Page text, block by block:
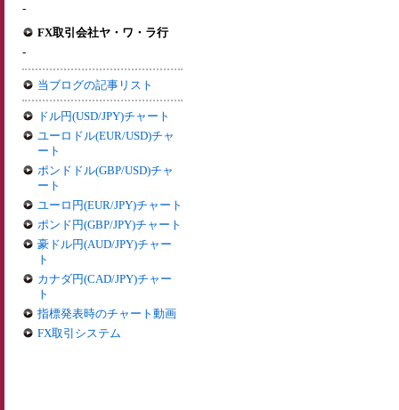
-
FX取引会社ヤ・ワ・ラ行
-
当ブログの記事リスト
ドル円(USD/JPY)チャート
ユーロドル(EUR/USD)チャ
ート
ポンドドル(GBP/USD)チャ
ート
ユーロ円(EUR/JPY)チャート
ポンド円(GBP/JPY)チャート
豪ドル円(AUD/JPY)チャー
ト
カナダ円(CAD/JPY)チャー
ト
指標発表時のチャート動画
FX取引システム